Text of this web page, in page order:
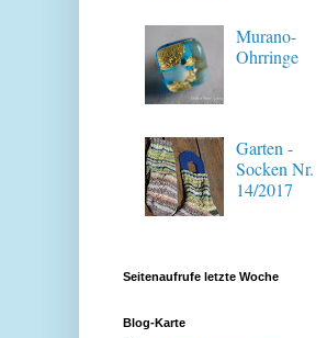
Murano-
Ohrringe
Garten -
Socken Nr.
14/2017
Seitenaufrufe letzte Woche
Blog-Karte